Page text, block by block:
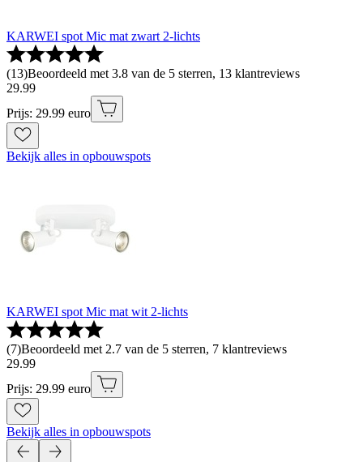
KARWEI spot Mic mat zwart 2-lichts
(13)Beoordeeld met 3.8 van de 5 sterren, 13 klantreviews
29.99
Prijs: 29.99 euro
Bekijk alles in opbouwspots
KARWEI spot Mic mat wit 2-lichts
(7)Beoordeeld met 2.7 van de 5 sterren, 7 klantreviews
29.99
Prijs: 29.99 euro
Bekijk alles in opbouwspots